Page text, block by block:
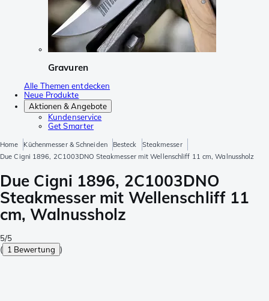
Gravuren
Alle Themen entdecken
Neue Produkte
Aktionen & Angebote
Kundenservice
Get Smarter
Home Küchenmesser & Schneiden Besteck
Steakmesser
Due Cigni 1896, 2C1003DNO Steakmesser mit Wellenschliff 11 cm, Walnussholz
Due Cigni 1896, 2C1003DNO
Steakmesser mit Wellenschliff 11
cm, Walnussholz
5/5
( 1 Bewertung )